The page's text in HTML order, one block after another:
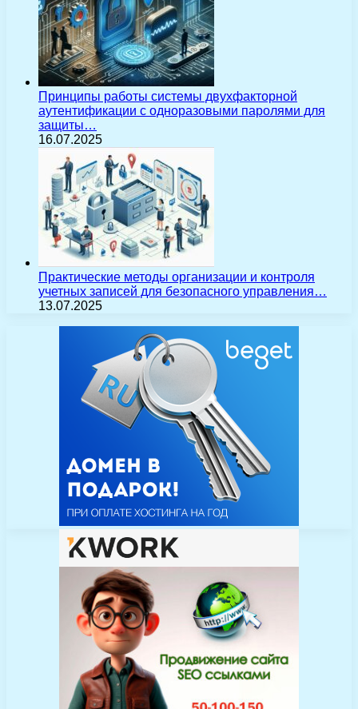
Принципы работы системы двухфакторной
аутентификации с одноразовыми паролями для
защиты…
16.07.2025
Практические методы организации и контроля
учетных записей для безопасного управления…
13.07.2025